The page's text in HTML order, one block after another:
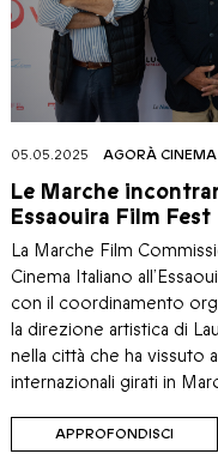
05.05.2025 AGORÀ CINEMA
Le Marche
Essaouira Film Fest
La Marche Film
Cinema Italiano
con il coordinamento
la direzione artistica di
nella città che ha vissuto
internazionali girati in
APPROFONDISCI